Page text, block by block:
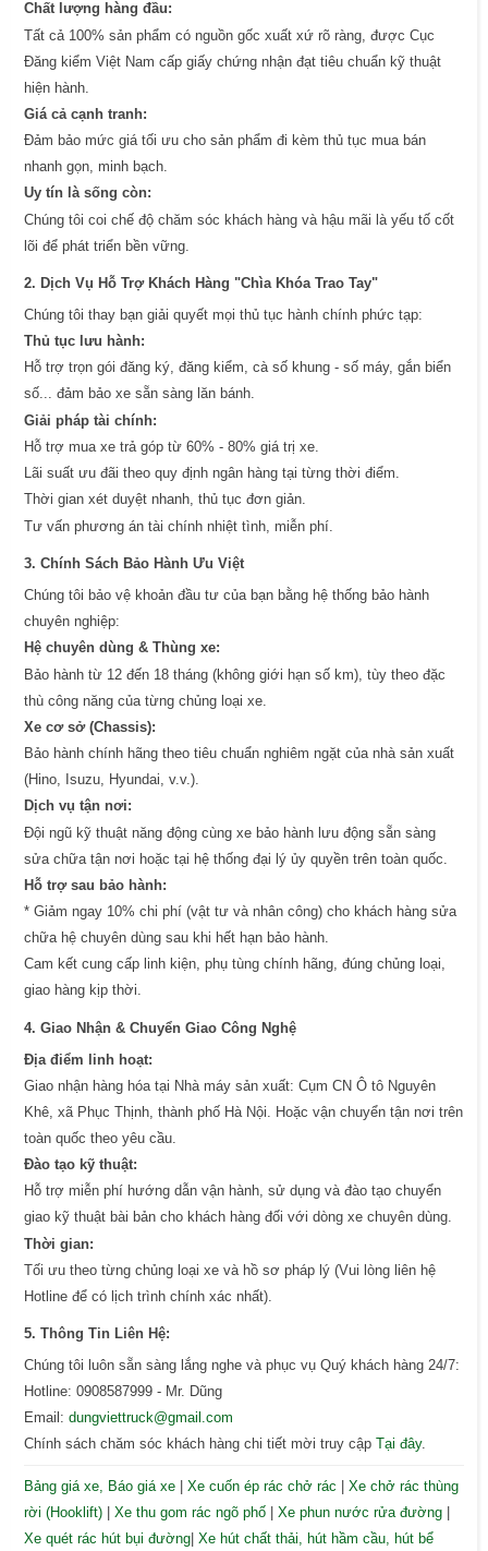
Chất lượng hàng đầu:
Tất cả 100% sản phẩm có nguồn gốc xuất xứ rõ ràng, được Cục
Đăng kiểm Việt Nam cấp giấy chứng nhận đạt tiêu chuẩn kỹ thuật
hiện hành.
Giá cả cạnh tranh:
Đảm bảo mức giá tối ưu cho sản phẩm đi kèm thủ tục mua bán
nhanh gọn, minh bạch.
Uy tín là sống còn:
Chúng tôi coi chế độ chăm sóc khách hàng và hậu mãi là yếu tố cốt
lõi để phát triển bền vững.
2. Dịch Vụ Hỗ Trợ Khách Hàng "Chìa Khóa Trao Tay"
Chúng tôi thay bạn giải quyết mọi thủ tục hành chính phức tạp:
Thủ tục lưu hành:
Hỗ trợ trọn gói đăng ký, đăng kiểm, cà số khung - số máy, gắn biển
số... đảm bảo xe sẵn sàng lăn bánh.
Giải pháp tài chính:
Hỗ trợ mua xe trả góp từ 60% - 80% giá trị xe.
Lãi suất ưu đãi theo quy định ngân hàng tại từng thời điểm.
Thời gian xét duyệt nhanh, thủ tục đơn giản.
Tư vấn phương án tài chính nhiệt tình, miễn phí.
3. Chính Sách Bảo Hành Ưu Việt
Chúng tôi bảo vệ khoản đầu tư của bạn bằng hệ thống bảo hành
chuyên nghiệp:
Hệ chuyên dùng & Thùng xe:
Bảo hành từ 12 đến 18 tháng (không giới hạn số km), tùy theo đặc
thù công năng của từng chủng loại xe.
Xe cơ sở (Chassis):
Bảo hành chính hãng theo tiêu chuẩn nghiêm ngặt của nhà sản xuất
(Hino, Isuzu, Hyundai, v.v.).
Dịch vụ tận nơi:
Đội ngũ kỹ thuật năng động cùng xe bảo hành lưu động sẵn sàng
sửa chữa tận nơi hoặc tại hệ thống đại lý ủy quyền trên toàn quốc.
Hỗ trợ sau bảo hành:
* Giảm ngay 10% chi phí (vật tư và nhân công) cho khách hàng sửa
chữa hệ chuyên dùng sau khi hết hạn bảo hành.
Cam kết cung cấp linh kiện, phụ tùng chính hãng, đúng chủng loại,
giao hàng kịp thời.
4. Giao Nhận & Chuyển Giao Công Nghệ
Địa điểm linh hoạt:
Giao nhận hàng hóa tại Nhà máy sản xuất: Cụm CN Ô tô Nguyên
Khê, xã Phục Thịnh, thành phố Hà Nội. Hoặc vận chuyển tận nơi trên
toàn quốc theo yêu cầu.
Đào tạo kỹ thuật:
Hỗ trợ miễn phí hướng dẫn vận hành, sử dụng và đào tạo chuyển
giao kỹ thuật bài bản cho khách hàng đối với dòng xe chuyên dùng.
Thời gian:
Tối ưu theo từng chủng loại xe và hồ sơ pháp lý (Vui lòng liên hệ
Hotline để có lịch trình chính xác nhất).
5. Thông Tin Liên Hệ:
Chúng tôi luôn sẵn sàng lắng nghe và phục vụ Quý khách hàng 24/7:
Hotline: 0908587999 - Mr. Dũng
Email: dungviettruck@gmail.com
Chính sách chăm sóc khách hàng chi tiết mời truy cập Tại đây.
Bảng giá xe, Báo giá xe | Xe cuốn ép rác chở rác | Xe chở rác thùng
rời (Hooklift) | Xe thu gom rác ngõ phố | Xe phun nước rửa đường |
Xe quét rác hút bụi đường| Xe hút chất thải, hút hầm cầu, hút bể